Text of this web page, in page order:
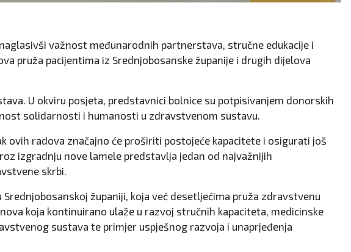
važnost međunarodnih partnerstava, stručne edukacije i
pruža pacijentima iz Srednjobosanske županije i drugih dijelova
U okviru posjeta, predstavnici bolnice su potpisivanjem donorskih
solidarnosti i humanosti u zdravstvenom sustavu.
ovih radova značajno će proširiti postojeće kapacitete i osigurati još
izgradnju nove lamele predstavlja jedan od najvažnijih
skrbi.
županiji, koja već desetljećima pruža zdravstvenu
koja kontinuirano ulaže u razvoj stručnih kapaciteta, medicinske
sustava te primjer uspješnog razvoja i unaprjeđenja